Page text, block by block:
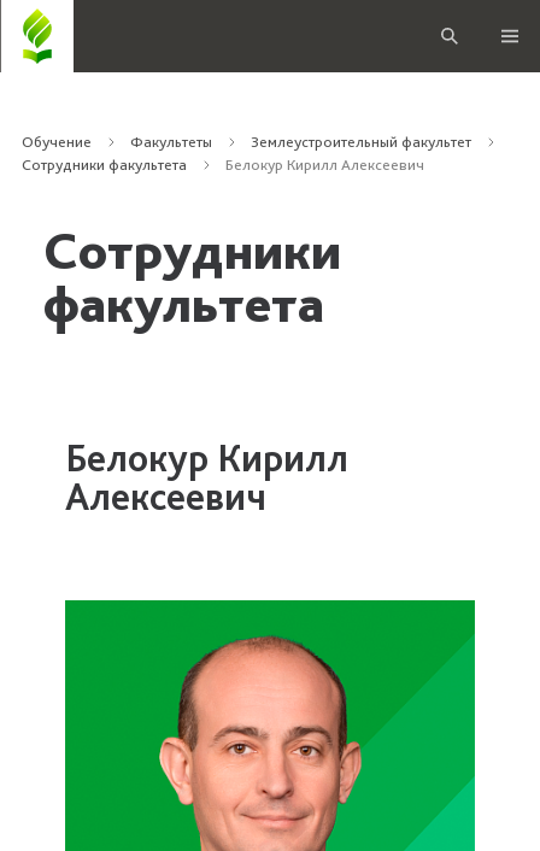
Обучение Факультеты
Землеустроительный факультет
Сотрудники факультета
Белокур Кирилл Алексеевич
Сотрудники
факультета
Белокур Кирилл
Алексеевич